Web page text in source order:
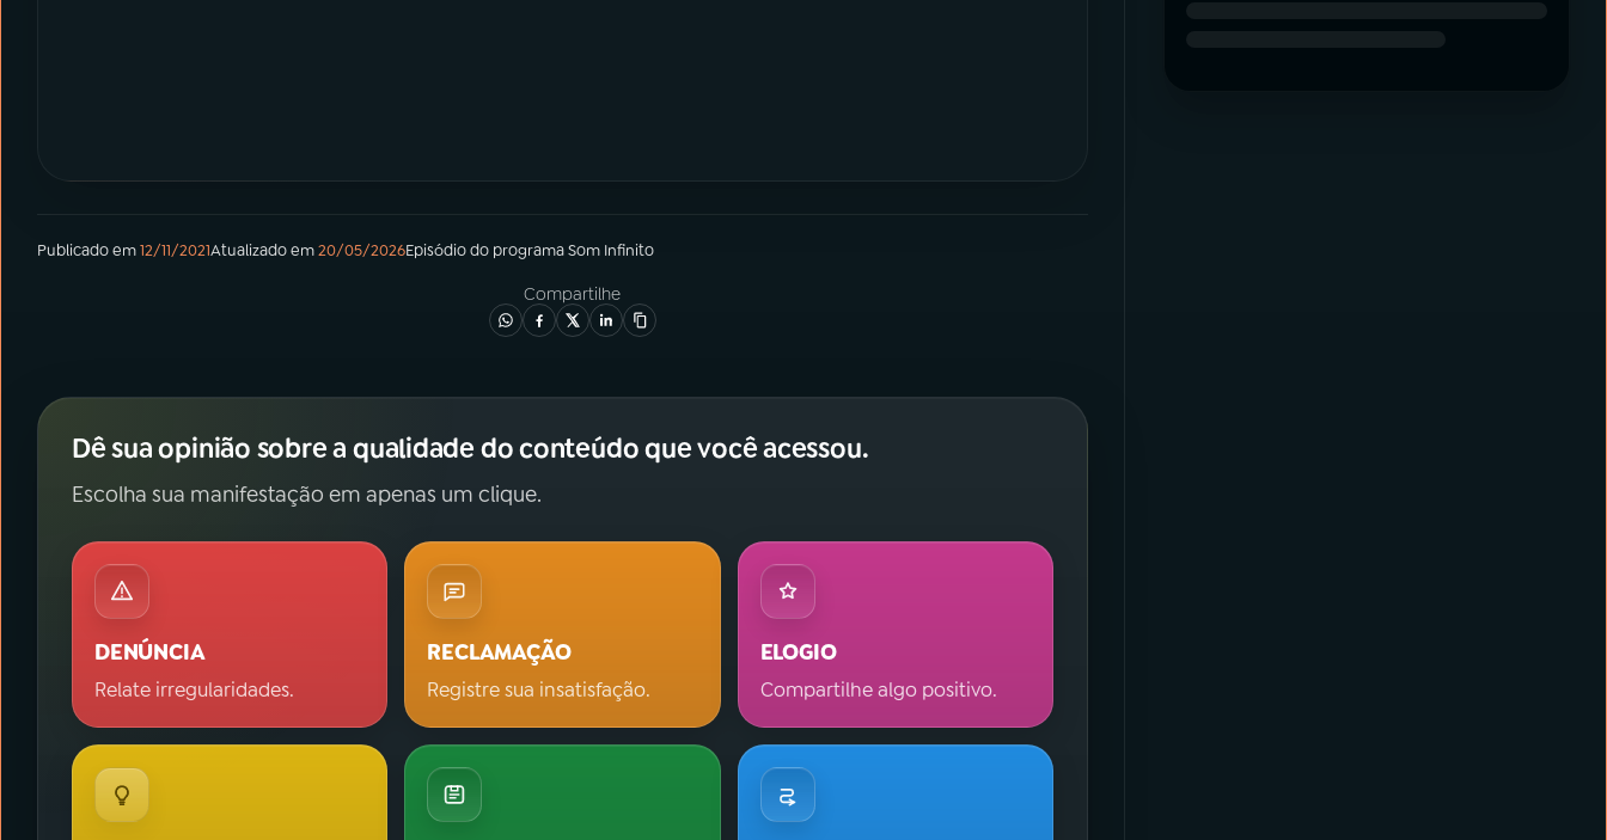
Publicado em12/11/2021Atualizado em20/05/2026Episódiodo programaSom Infinito
Compartilhe
Dê sua opinião sobre a qualidade do conteúdo que você acessou.
Escolha sua manifestação em apenas um clique.
DENÚNCIA
Relate irregularidades.
RECLAMAÇÃO
Registre sua insatisfação.
ELOGIO
Compartilhe algo positivo.